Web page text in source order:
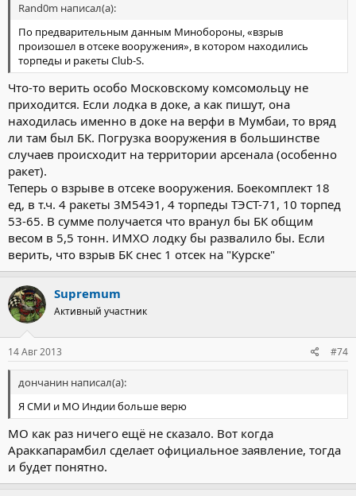
Rand0m написал(а):
По предварительным данным Минобороны, «взрыв
произошел в отсеке вооружения», в котором находились
торпеды и ракеты Club-S.
Что-то верить особо Московскому комсомольцу не
приходится. Если лодка в доке, а как пишут, она
находилась именно в доке на верфи в Мумбаи, то вряд
ли там был БК. Погрузка вооружения в большинстве
случаев происходит на территории арсенала (особенно
ракет).
Теперь о взрыве в отсеке вооружения. Боекомплект 18
ед, в т.ч. 4 ракеты 3М54Э1, 4 торпеды ТЭСТ-71, 10 торпед
53-65. В сумме получается что вранул бы БК общим
весом в 5,5 тонн. ИМХО лодку бы развалило бы. Если
верить, что взрыв БК снес 1 отсек на "Курске"
Supremum
Активный участник
14 Авг 2013 #74
дончанин написал(а):
Я СМИ и МО Индии больше верю
МО как раз ничего ещё не сказало. Вот когда
Араккапарамбил сделает официальное заявление, тогда
и будет понятно.